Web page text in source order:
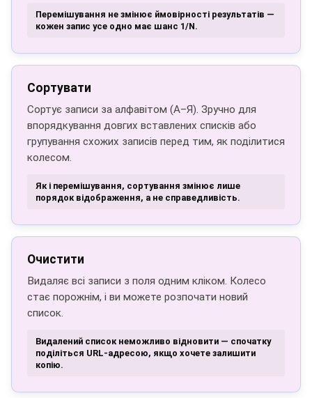
Перемішування не змінює ймовірності результатів —
кожен запис усе одно має шанс 1/N.
Сортувати
Сортує записи за алфавітом (А–Я). Зручно для
впорядкування довгих вставлених списків або
групування схожих записів перед тим, як поділитися
колесом.
Як і перемішування, сортування змінює лише
порядок відображення, а не справедливість.
Очистити
Видаляє всі записи з поля одним кліком. Колесо
стає порожнім, і ви можете розпочати новий
список.
Видалений список неможливо відновити — спочатку
поділіться URL-адресою, якщо хочете залишити
копію.